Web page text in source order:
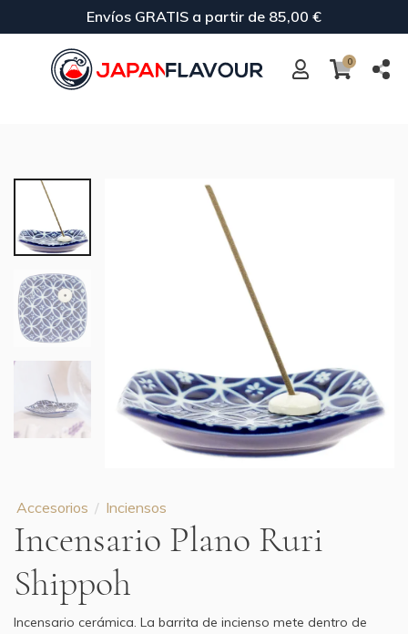
Envíos GRATIS a partir de 85,00 €
0
Accesorios Inciensos
Incensario Plano Ruri
Shippoh
Incensario cerámica. La barrita de incienso mete dentro de